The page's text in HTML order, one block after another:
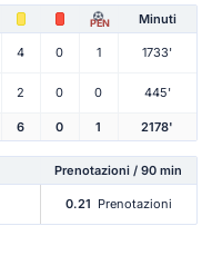
PEN Minuti
4 0 1 1733'
2 0 0 445'
6 0 1 2178'
Prenotazioni / 90 min
0.21 Prenotazioni